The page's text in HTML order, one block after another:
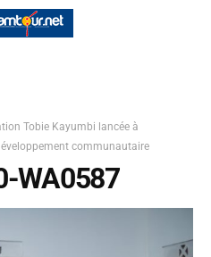
Tobie Kayumbi lancée à
communautaire
WA0587